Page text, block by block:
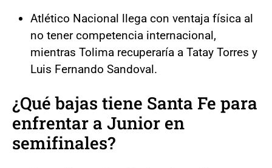
Atlético Nacional llega con ventaja física al
no tener competencia internacional,
mientras Tolima recuperaría a Tatay Torres y
Luis Fernando Sandoval.
¿Qué bajas tiene Santa Fe para
enfrentar a Junior en
semifinales?